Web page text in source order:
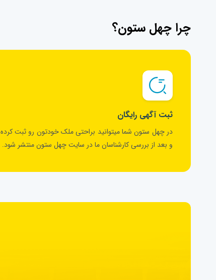
چرا چهل ستون؟
ثبت آگهی رایگان
در چهل ستون شما میتوانید براحتی ملک خودتون رو ثبت کرده
و بعد از بررسی کارشناسان ما در سایت چهل ستون منتشر شود.